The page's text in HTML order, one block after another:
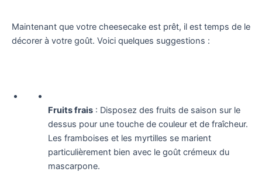
Maintenant que votre cheesecake est prêt, il est temps de le
décorer à votre goût. Voici quelques suggestions :
Fruits frais: Disposez des fruits de saison sur le
dessus pour une touche de couleur et de fraîcheur.
Les framboises et les myrtilles se marient
particulièrement bien avec le goût crémeux du
mascarpone.